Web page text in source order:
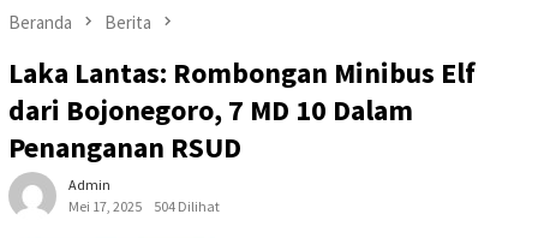
Beranda Berita
Laka Lantas: Rombongan Minibus Elf
dari Bojonegoro, 7 MD 10 Dalam
Penanganan RSUD
Admin
Mei 17, 2025
504 Dilihat